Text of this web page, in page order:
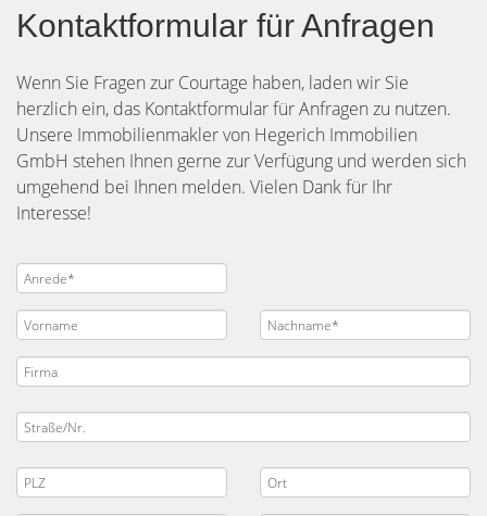
Kontaktformular für Anfragen
Wenn Sie Fragen zur Courtage haben, laden wir Sie
herzlich ein, das Kontaktformular für Anfragen zu nutzen.
Unsere Immobilienmakler von Hegerich Immobilien
GmbH stehen Ihnen gerne zur Verfügung und werden sich
umgehend bei Ihnen melden. Vielen Dank für Ihr
Interesse!